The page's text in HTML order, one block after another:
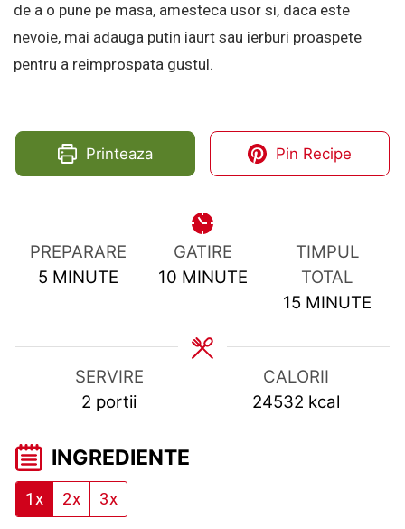
de a o pune pe masa, amesteca usor si, daca este
nevoie, mai adauga putin iaurt sau ierburi proaspete
pentru a reimprospata gustul.
Printeaza Pin Recipe
PREPARARE
5MINUTES
MINUTE
GATIRE
10MINUTES
MINUTE
TIMPUL
TOTAL
15 MINUTES
MINUTE
SERVIRE
2 portii
CALORII
24532 kcal
INGREDIENTE
1x 2x 3x